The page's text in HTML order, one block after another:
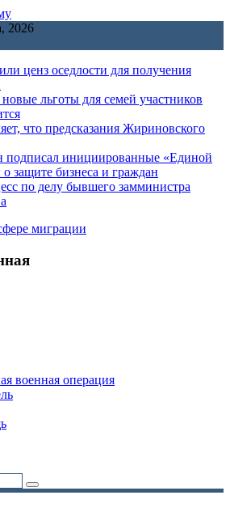
2026
ценз оседлости для получения
льготы для семей участников
что предсказания Жириновского
инициированные «Единой
защите бизнеса и граждан
по делу бывшего замминистра
военная операция